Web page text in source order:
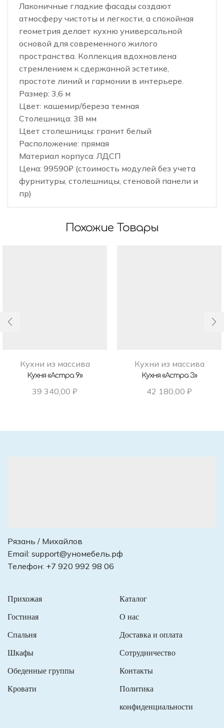
Лаконичные гладкие фасады создают
атмосферу чистоты и легкости, а спокойная
геометрия делает кухню универсальной
основой для современного жилого
пространства. Коллекция вдохновлена
стремлением к сдержанной эстетике,
простоте линий и гармонии в интерьере.
Размер: 3,6 м
Цвет: кашемир/береза темная
Столешница: 38 мм
Цвет столешницы: гранит белый
Расположение: прямая
Материал корпуса: ЛДСП
Цена: 99590₽ (стоимость модулей без учета
фурнитуры, столешницы, стеновой панели и
пр)
Похожие Товары
Кухни из массива
Кухня «Астра 9»
39 340,00 ₽
Кухни из массива
Кухня «Астра 3»
42 180,00 ₽
Рязань / Михайлов
Email: support@уномебель.рф
Телефон: +7 920 992 98 06
Прихожая
Гостиная
Спальня
Шкафы
Обеденные группы
Кровати
Каталог
О нас
Доставка и оплата
Сотрудничество
Контакты
Политика
конфиденциальности